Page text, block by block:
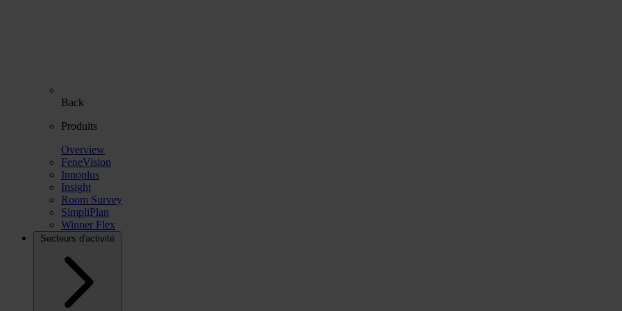
Back
Produits
Overview
FeneVision
Innoplus
Insight
Room Survey
SimpliPlan
Winner Flex
Secteurs d'activité